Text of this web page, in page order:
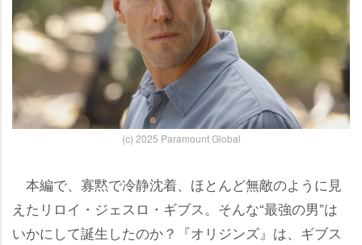
(c) 2025 Paramount Global
本編で、寡黙で冷静沈着、ほとんど無敵のように見
えたリロイ・ジェスロ・ギブス。そんな“最強の男”は
いかにして誕生したのか？『オリジンズ』は、ギブス